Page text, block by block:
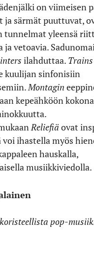
on viimeisen
ja särmät puuttuvat,
tunnelmat yleensä
ja vetoavia.
ilahduttaa.
kuulijan sinfonisiin
Montagin
kepeähköön
Reliefiä ovat
voi ihastella myös
hauskalla,
musiikkiviedolla.
pop-